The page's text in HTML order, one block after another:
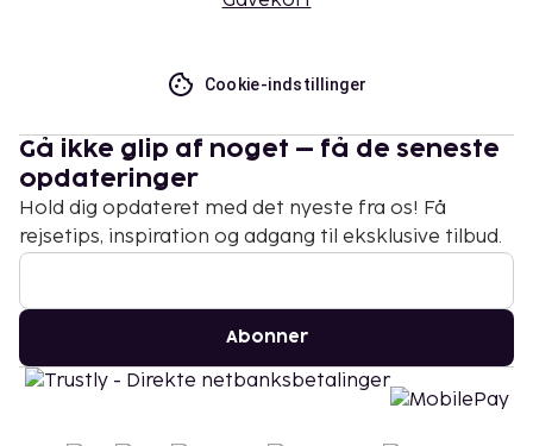
Cookie-indstillinger
Gå ikke glip af noget – få de seneste
opdateringer
Hold dig opdateret med det nyeste fra os! Få
rejsetips, inspiration og adgang til eksklusive tilbud.
Abonner